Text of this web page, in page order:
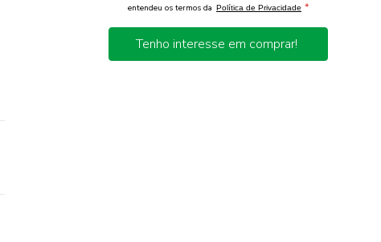
entendeu os termos da Política de Privacidade *
Tenho interesse em comprar!